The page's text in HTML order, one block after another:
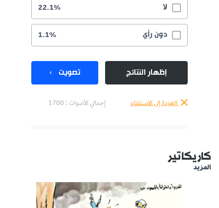
لا 22.1%
دون رأي 1.1%
إظهار النتائج تصويت
العودة إلى الاستفتاء إجمالي الأصوات : 1700
كاريكاتير
المزيد